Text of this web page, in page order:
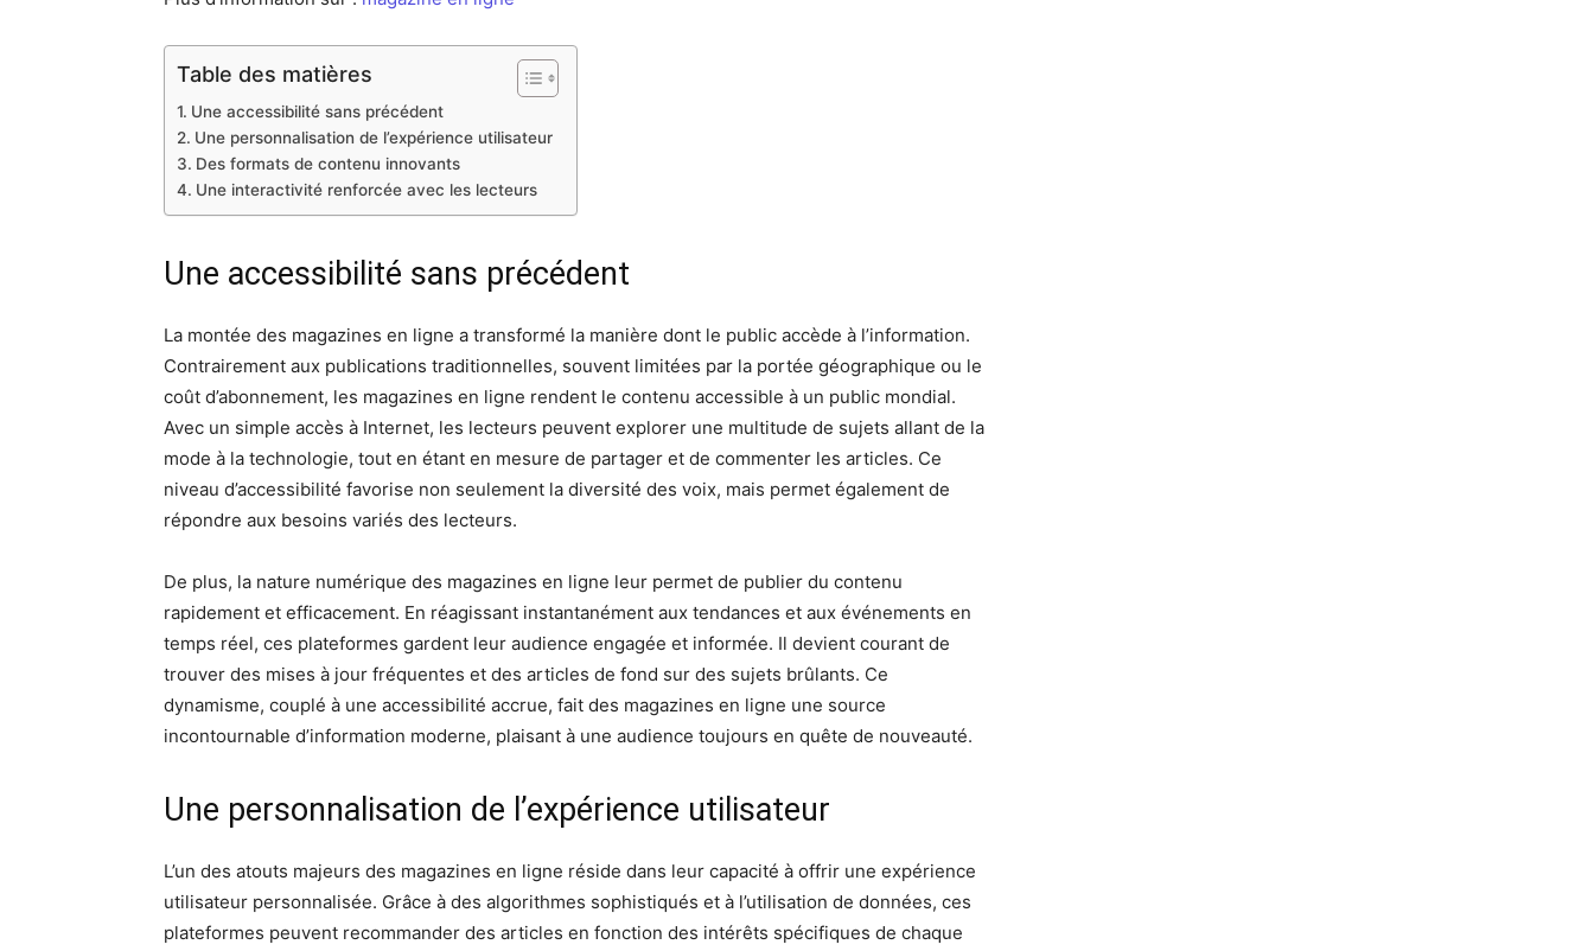
Table des matières
Une accessibilité sans précédent
Une personnalisation de l’expérience utilisateur
Des formats de contenu innovants
Une interactivité renforcée avec les lecteurs
Une accessibilité sans précédent
La montée des magazines en ligne a transformé la manière dont le public accède à l’information.
Contrairement aux publications traditionnelles, souvent limitées par la portée géographique ou le
coût d’abonnement, les magazines en ligne rendent le contenu accessible à un public mondial.
Avec un simple accès à Internet, les lecteurs peuvent explorer une multitude de sujets allant de la
mode à la technologie, tout en étant en mesure de partager et de commenter les articles. Ce
niveau d’accessibilité favorise non seulement la diversité des voix, mais permet également de
répondre aux besoins variés des lecteurs.
De plus, la nature numérique des magazines en ligne leur permet de publier du contenu
rapidement et efficacement. En réagissant instantanément aux tendances et aux événements en
temps réel, ces plateformes gardent leur audience engagée et informée. Il devient courant de
trouver des mises à jour fréquentes et des articles de fond sur des sujets brûlants. Ce
dynamisme, couplé à une accessibilité accrue, fait des magazines en ligne une source
incontournable d’information moderne, plaisant à une audience toujours en quête de nouveauté.
Une personnalisation de l’expérience utilisateur
L’un des atouts majeurs des magazines en ligne réside dans leur capacité à offrir une expérience
utilisateur personnalisée. Grâce à des algorithmes sophistiqués et à l’utilisation de données, ces
plateformes peuvent recommander des articles en fonction des intérêts spécifiques de chaque